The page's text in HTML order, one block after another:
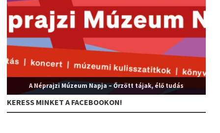
A Néprajzi Múzeum Napja – Őrzött tájak, élő tudás
KERESS MINKET A FACEBOOKON!